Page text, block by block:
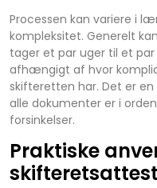
Processen kan variere i
kompleksitet. Generelt
tager et par uger til et
afhængigt af hvor
skifteretten har. Det er
alle dokumenter er i
forsinkelser.
Praktiske